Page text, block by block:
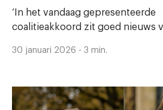
‘In het vandaag gepresenteerde
coalitieakkoord zit goed nieuws
30 januari 2026 - 3 min.